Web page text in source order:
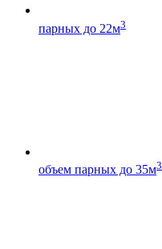
парных до 22м3
объем парных до 35м3